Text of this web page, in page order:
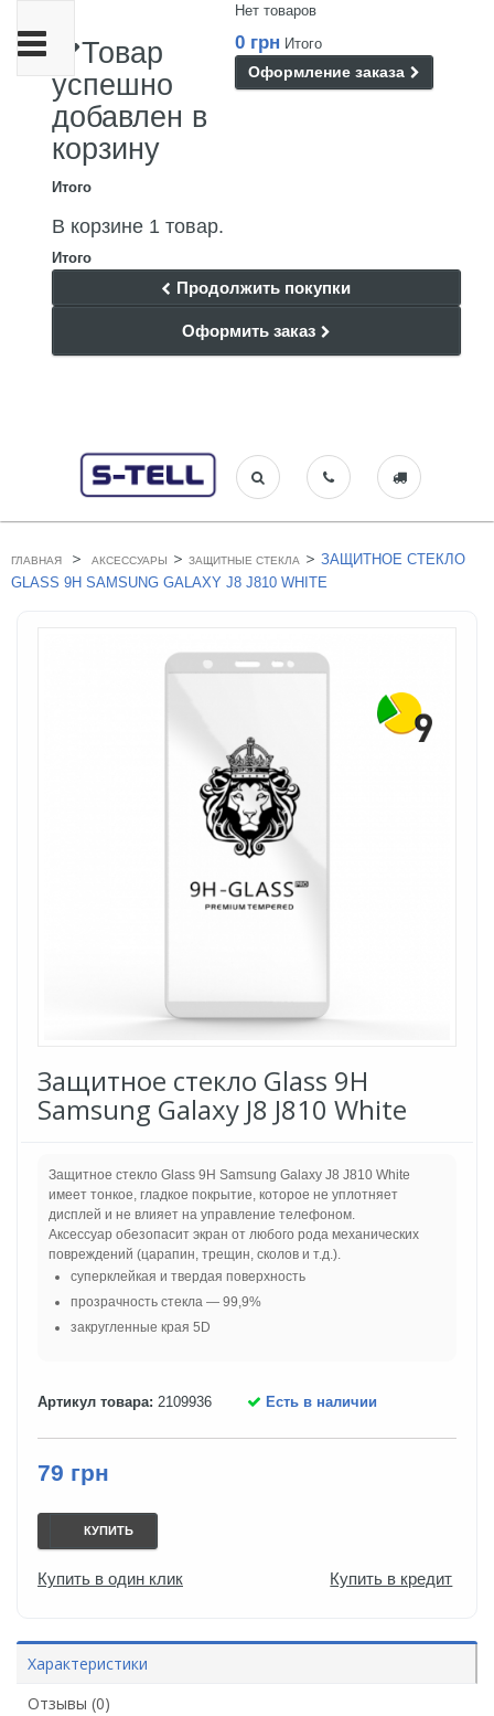
Нет товаров
0 грн Итого
Оформление заказа
Товар
успешно
добавлен в
корзину
Итого
В корзине 1 товар.
Итого
Продолжить покупки
Оформить заказ
Переключить
навигации
ГЛАВНАЯ > АКСЕССУАРЫ > ЗАЩИТНЫЕ СТЕКЛА > ЗАЩИТНОЕ СТЕКЛО
GLASS 9H SAMSUNG GALAXY J8 J810 WHITE
Защитное стекло Glass 9H
Samsung Galaxy J8 J810 White
Защитное стекло Glass 9H Samsung Galaxy J8 J810 White
имеет тонкое, гладкое покрытие, которое не уплотняет
дисплей и не влияет на управление телефоном.
Аксессуар обезопасит экран от любого рода механических
повреждений (царапин, трещин, сколов и т.д.).
суперклейкая и твердая поверхность
прозрачность стекла — 99,9%
закругленные края 5D
Артикул товара: 2109936 Есть в наличии
79 грн
КУПИТЬ
Купить в один клик Купить в кредит
Характеристики
Отзывы (0)